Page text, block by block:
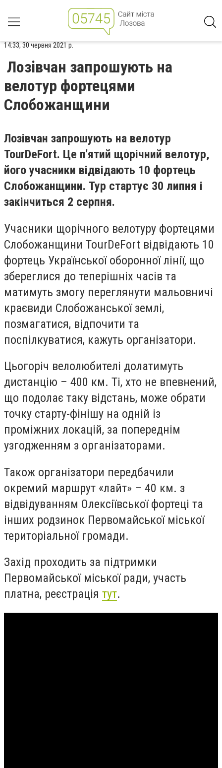
14:33, 30 червня 2021 р.
Лозівчан запрошують на
велотур фортецями
Слобожанщини
Лозівчан запрошують на велотур
TourDeFort. Це п'ятий щорічний велотур,
його учасники відвідають 10 фортець
Слобожанщини. Тур стартує 30 липня і
закінчиться 2 серпня.
Учасники щорічного велотуру фортецями
Слобожанщини TourDeFort відвідають 10
фортець Української оборонної лінії, що
збереглися до теперішніх часів та
матимуть змогу переглянути мальовничі
краєвиди Слобожанської землі,
позмагатися, відпочити та
поспілкуватися, кажуть організатори.
Цьогоріч велолюбителі долатимуть
дистанцію – 400 км. Ті, хто не впевнений,
що подолає таку відстань, може обрати
точку старту-фінішу на одній із
проміжних локацій, за попереднім
узгодженням з організаторами.
Також організатори передбачили
окремий маршрут «лайт» – 40 км. з
відвідуванням Олексіївської фортеці та
інших родзинок Первомайської міської
територіальної громади.
Захід проходить за підтримки
Первомайської міської ради, участь
платна, реєстрація тут.